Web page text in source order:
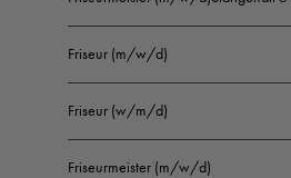
Friseur (m/w/d)
Friseur (w/m/d)
Friseurmeister (m/w/d)